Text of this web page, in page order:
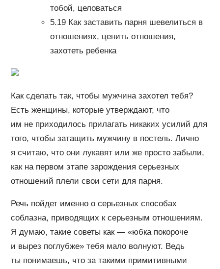
тобой, целоваться
5.19 Как заставить парня шевелиться в
отношениях, ценить отношения,
захотеть ребенка
Как сделать так, чтобы мужчина захотел тебя?
Есть женщины, которые утверждают, что
им не приходилось прилагать никаких усилий для
того, чтобы затащить мужчину в постель. Лично
я считаю, что они лукавят или же просто забыли,
как на первом этапе зарождения серьезных
отношений плели свои сети для парня.
Речь пойдет именно о серьезных способах
соблазна, приводящих к серьезным отношениям.
Я думаю, такие советы как — «юбка покороче
и вырез поглубже» тебя мало волнуют. Ведь
ты понимаешь, что за такими примитивными